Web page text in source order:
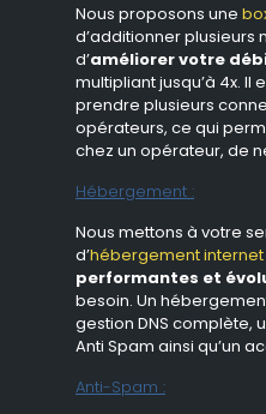
Nous proposons une
d’additionner plusieurs
d’améliorer votre
multipliant jusqu’à 4x. Il
prendre plusieurs
opérateurs, ce qui
chez un opérateur, de
Hébergement :
Nous mettons à votre
d’hébergement internet
performantes et
besoin. Un
gestion DNS complète,
Anti Spam ainsi qu’un
Anti-Spam :